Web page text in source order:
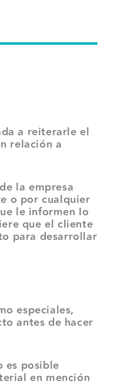
a reiterarle el
relación a
la empresa
o por cualquier
le informen Io
que el cliente
para desarrollar
especiales,
antes de hacer
es posible
en mención